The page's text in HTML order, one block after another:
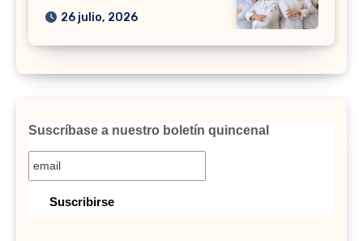
26 julio, 2026
Suscríbase a nuestro boletín quincenal